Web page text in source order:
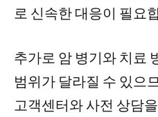
로 신속한 대응이 필요
추가로 암 병기와 치료
범위가 달라질 수 있으
고객센터와 사전 상담